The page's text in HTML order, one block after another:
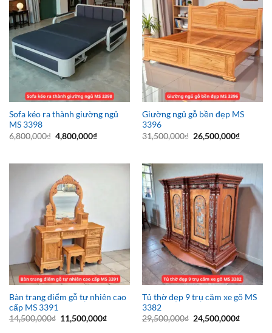
Sofa kéo ra thành giường ngủ
MS 3398
6,800,000₫ Giá
gốc
4,800,000₫Giá
Giường ngủ gỗ bền đẹp MS
3396
31,500,000₫ Giá
gốc
26,500,000₫Giá
Bàn trang điểm gỗ tự nhiên cao
cấp MS 3391
14,500,000₫ Giá
gốc
11,500,000₫Giá
Tủ thờ đẹp 9 trụ căm xe gõ MS
3382
29,500,000₫ Giá
gốc
24,500,000₫Giá